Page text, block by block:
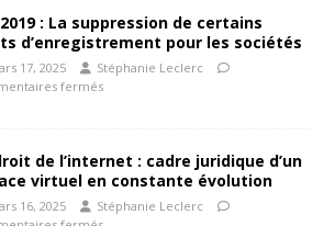
2019 : La suppression de certains
d’enregistrement pour les sociétés
17, 2025
Stéphanie Leclerc
fermés
de l’internet : cadre juridique d’un
virtuel en constante évolution
16, 2025
Stéphanie Leclerc